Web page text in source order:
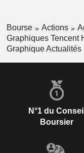
Bourse Actions
Graphiques Tencent
Graphique Actualités
N°1 du Conseil
Boursier